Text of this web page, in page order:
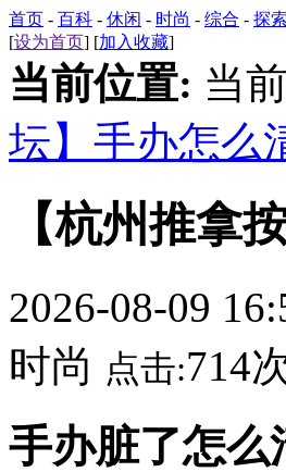
首页 - 百科 - 休闲 - 时尚 - 综合 - 探索
[设为首页] [加入收藏]
当前位置: 当
坛】手办怎么
【杭州推拿
2026-08-09
时尚 点击:714
手办脏了怎么